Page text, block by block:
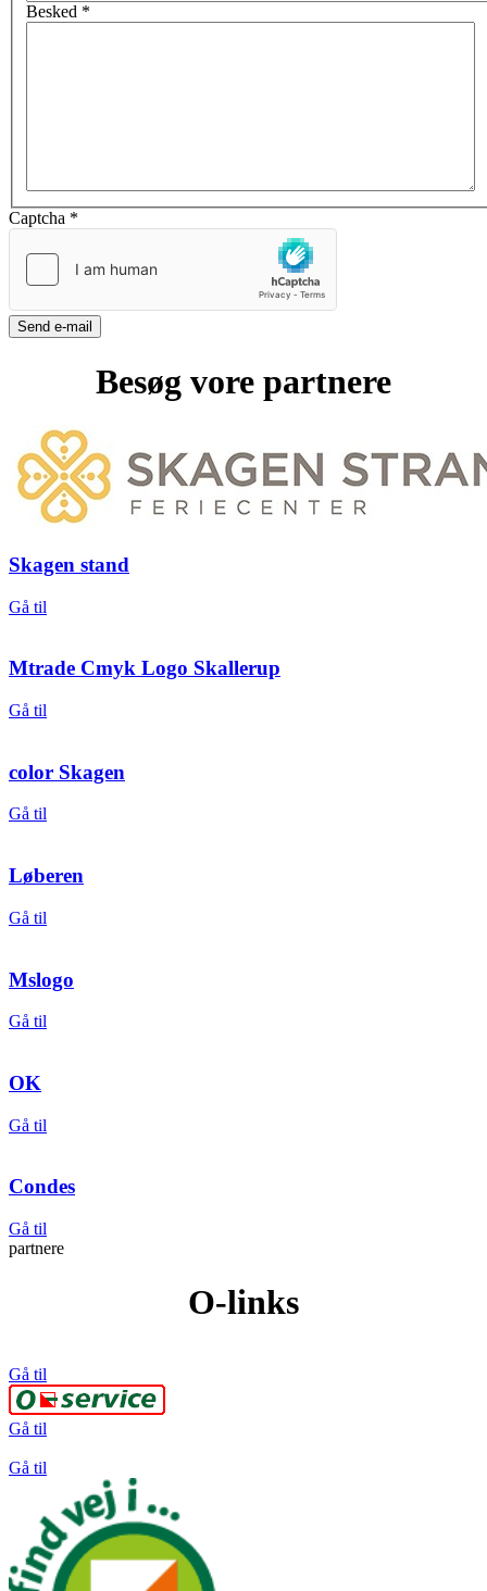
Besked *
Captcha *
Send e-mail
Besøg vore partnere
Skagen stand
Gå til
Mtrade Cmyk Logo Skallerup
Gå til
color Skagen
Gå til
Løberen
Gå til
Mslogo
Gå til
OK
Gå til
Condes
Gå til
partnere
O-links
Gå til
Gå til
Gå til